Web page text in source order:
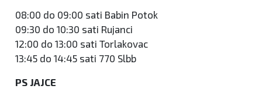
08:00 do 09:00 sati Babin Potok
09:30 do 10:30 sati Rujanci
12:00 do 13:00 sati Torlakovac
13:45 do 14:45 sati 770 Slbb
PS JAJCE